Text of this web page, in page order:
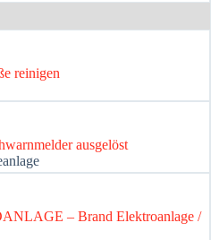
rei­ni­gen
aus­ge­löst
– Brand Elek­tro­an­la­ge /